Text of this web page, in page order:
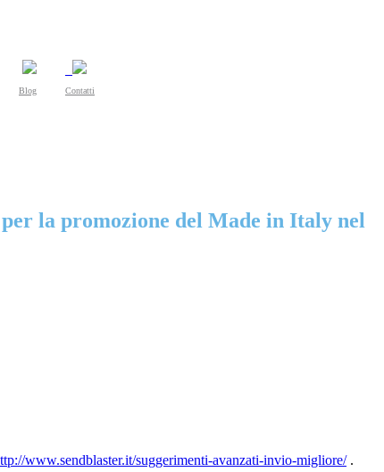
Blog Contatti
la promozione del Made in Italy nel
www.sendblaster.it/suggerimenti-avanzati-invio-migliore/.